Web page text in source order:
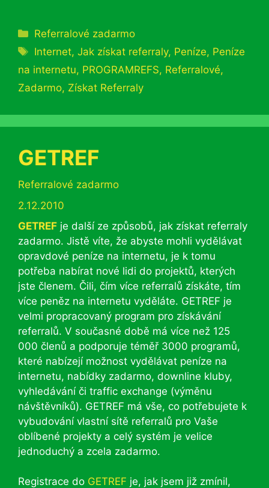
Rubriky
Referralové zadarmo
Štítky
Internet,Jak získat referraly, Peníze, Peníze
na internetu, PROGRAMREFS, Referralové,
Zadarmo, Získat Referraly
GETREF
Rubriky
Referralové zadarmo
2.12.2010
GETREF je další ze způsobů, jak získat referraly
zadarmo. Jistě víte, že abyste mohli vydělávat
opravdové peníze na internetu, je k tomu
potřeba nabírat nové lidi do projektů, kterých
jste členem. Čili, čím více referralů získáte, tím
více peněz na internetu vyděláte. GETREF je
velmi propracovaný program pro získávání
referralů. V současné době má více než 125
000 členů a podporuje téměř 3000 programů,
které nabízejí možnost vydělávat peníze na
internetu, nabídky zadarmo, downline kluby,
vyhledávání či traffic exchange (výměnu
návštěvníků). GETREF má vše, co potřebujete k
vybudování vlastní sítě referralů pro Vaše
oblíbené projekty a celý systém je velice
jednoduchý a zcela zadarmo.
Registrace do GETREF je, jak jsem již zmínil,